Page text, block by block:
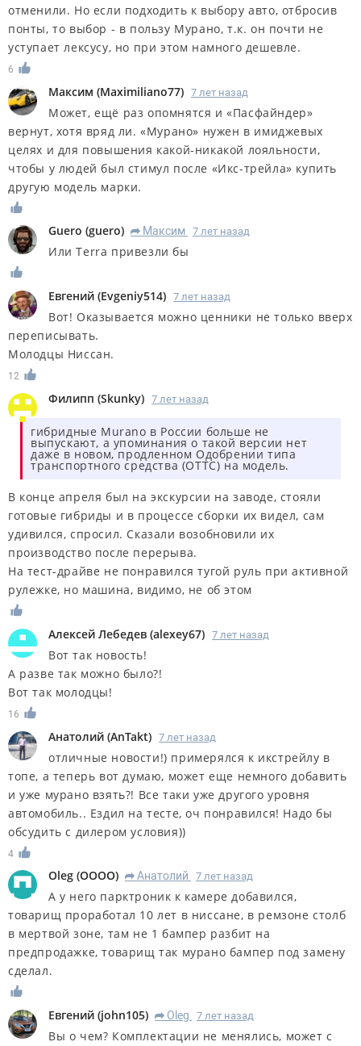
отменили. Но если подходить к выбору авто, отбросив
понты, то выбор - в пользу Мурано, т.к. он почти не
уступает лексусу, но при этом намного дешевле.
6
Максим (Maximiliano77) 7 лет назад
Может, ещё раз опомнятся и «Пасфайндер»
вернут, хотя вряд ли. «Мурано» нужен в имиджевых
целях и для повышения какой-никакой лояльности,
чтобы у людей был стимул после «Икс-трейла» купить
другую модель марки.
Guero (guero) R Максим 7 лет назад
Или Terra привезли бы
Евгений (Evgeniy514) 7 лет назад
Вот! Оказывается можно ценники не только вверх
переписывать.
Молодцы Ниссан.
12
Филипп (Skunky) 7 лет назад
гибридные Murano в России больше не
выпускают, а упоминания о такой версии нет
даже в новом, продленном Одобрении типа
транспортного средства (ОТТС) на модель.
В конце апреля был на экскурсии на заводе, стояли
готовые гибриды и в процессе сборки их видел, сам
удивился, спросил. Сказали возобновили их
производство после перерыва.
На тест-драйве не понравился тугой руль при активной
рулежке, но машина, видимо, не об этом
Алексей Лебедев (alexey67) 7 лет назад
Вот так новость!
А разве так можно было?!
Вот так молодцы!
16
Анатолий (AnTakt) 7 лет назад
отличные новости!) примерялся к икстрейлу в
топе, а теперь вот думаю, может еще немного добавить
и уже мурано взять?! Все таки уже другого уровня
автомобиль.. Ездил на тесте, оч понравился! Надо бы
обсудить с дилером условия))
4
Oleg (OOOO) R Анатолий 7 лет назад
А у него парктроник к камере добавился,
товарищ проработал 10 лет в ниссане, в ремзоне столб
в мертвой зоне, там не 1 бампер разбит на
предпродажке, товарищ так мурано бампер под замену
сделал.
Евгений (john105) R Oleg 7 лет назад
Вы о чем? Комплектации не менялись, может с